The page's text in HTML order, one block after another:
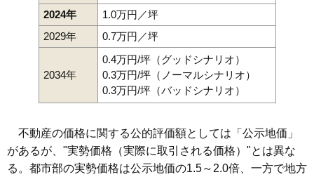
2024年
1.0万円／坪
2029年
0.7万円／坪
2034年
0.4万円/坪（グッドシナリオ）
0.3万円/坪（ノーマルシナリオ）
0.3万円/坪（バッドシナリオ）
不動産の価格に関する公的評価額としては「公示地価」
があるが、"実勢価格（実際に取引される価格）"とは異な
る。都市部の実勢価格は公示地価の1.5～2.0倍、一方で地方